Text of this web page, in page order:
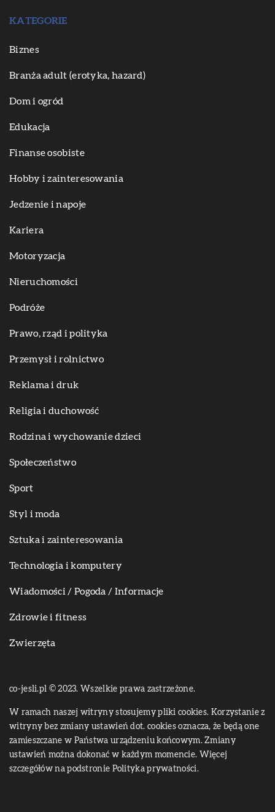
KATEGORIE
Biznes
Branża adult (erotyka, hazard)
Dom i ogród
Edukacja
Finanse osobiste
Hobby i zainteresowania
Jedzenie i napoje
Kariera
Motoryzacja
Nieruchomości
Podróże
Prawo, rząd i polityka
Przemysł i rolnictwo
Reklama i druk
Religia i duchowość
Rodzina i wychowanie dzieci
Społeczeństwo
Sport
Styl i moda
Sztuka i zainteresowania
Technologia i komputery
Wiadomości / Pogoda / Informacje
Zdrowie i fitness
Zwierzęta
co-jesli.pl © 2023. Wszelkie prawa zastrzeżone.
W ramach naszej witryny stosujemy pliki cookies. Korzystanie z
witryny bez zmiany ustawień dot. cookies oznacza, że będą one
zamieszczane w Państwa urządzeniu końcowym. Zmiany
ustawień można dokonać w każdym momencie. Więcej
szczegółów na podstronie Polityka prywatności.